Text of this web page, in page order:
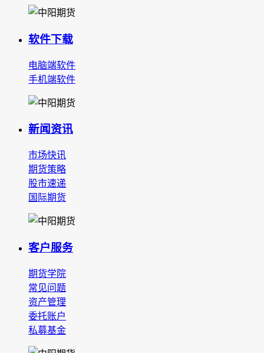
软件下载
电脑端软件
手机端软件
新闻资讯
市场快讯
期货策略
股市速递
国际期货
客户服务
期货学院
常见问题
资产管理
委托账户
私募基金